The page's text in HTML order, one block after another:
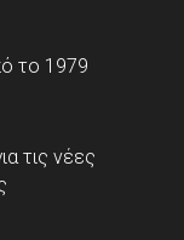
το 1979
τις νέες